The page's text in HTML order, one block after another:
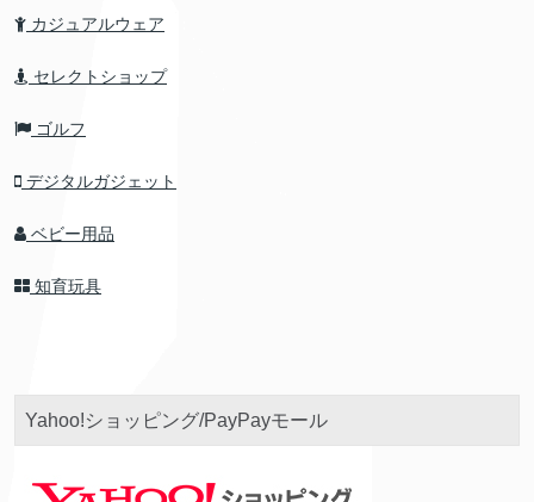
カジュアルウェア
セレクトショップ
ゴルフ
デジタルガジェット
ベビー用品
知育玩具
Yahoo!ショッピング/PayPayモール